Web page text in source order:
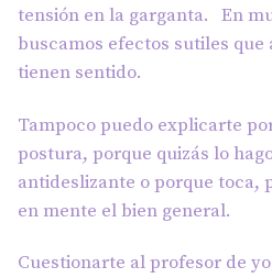
tensión en la garganta. En
buscamos efectos sutiles que
tienen sentido.
Tampoco puedo explicarte
postura, porque quizás lo
antideslizante o porque toca,
en mente el bien general.
Cuestionarte al profesor de